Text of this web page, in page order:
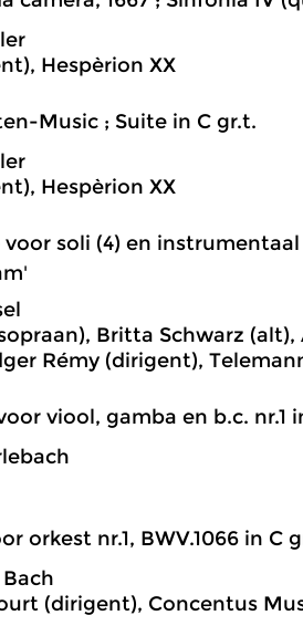
Hespèrion XX
Music ; Suite in C gr.t.
Hespèrion XX
voor soli (4) en
Britta Schwarz
Rémy (dirigent),
viool, gamba en b.c. nr.1
orkest nr.1, BWV.1066 in C
(dirigent), Concentus